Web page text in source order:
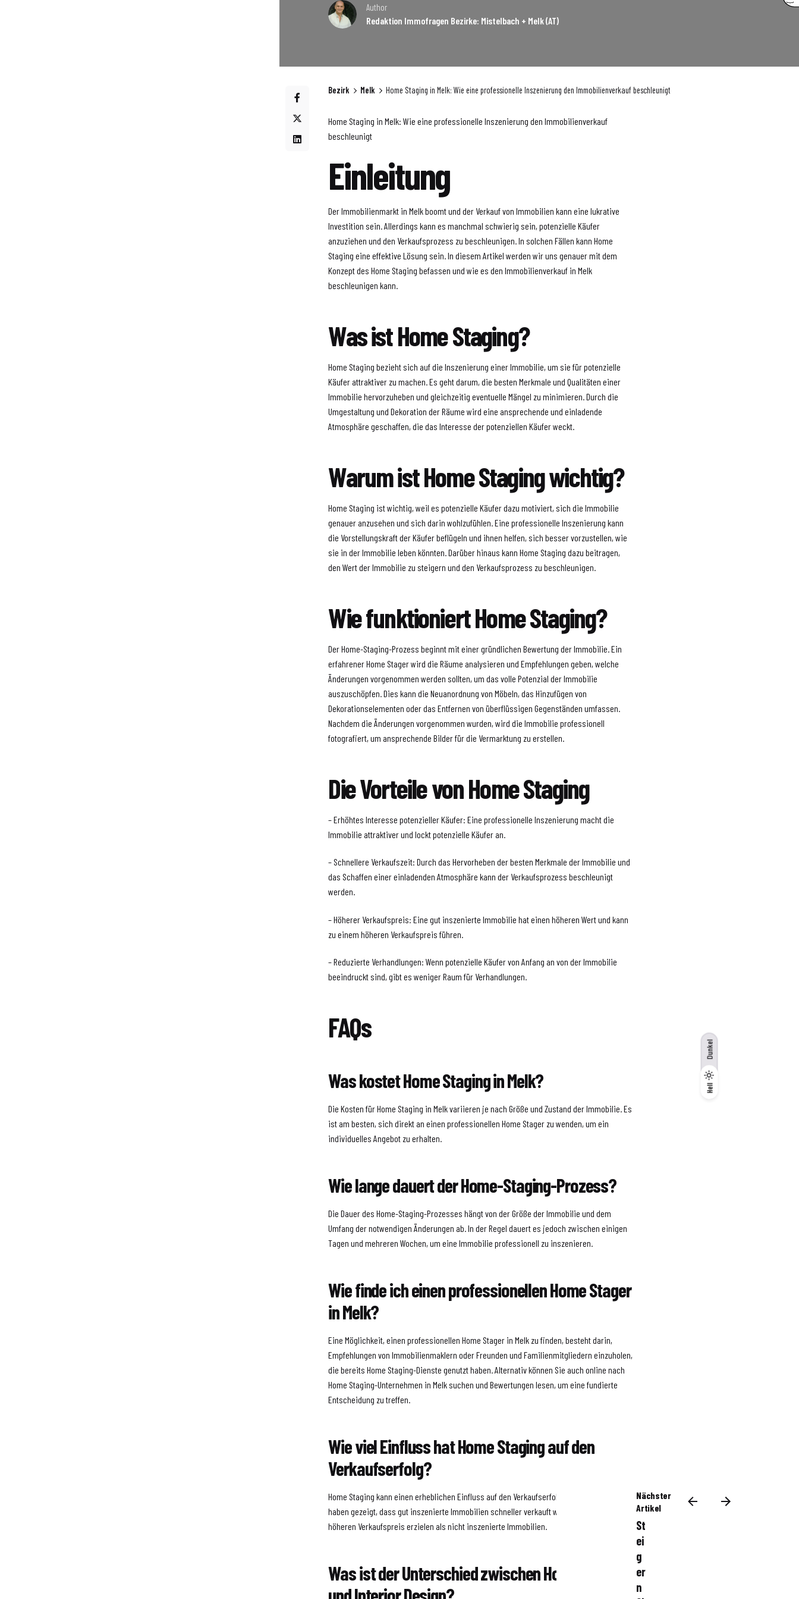
Hell
Dunkel
Hell
Dunkel
Author
Redaktion Immofragen Bezirke: Mistelbach + Melk (AT)
Bezirk Melk Home Staging in Melk: Wie eine professionelle Inszenierung den Immobilienverkauf beschleunigt
Home Staging in Melk: Wie eine professionelle Inszenierung den Immobilienverkauf
beschleunigt
Einleitung
Der Immobilienmarkt in Melk boomt und der Verkauf von Immobilien kann eine lukrative
Investition sein. Allerdings kann es manchmal schwierig sein, potenzielle Käufer
anzuziehen und den Verkaufsprozess zu beschleunigen. In solchen Fällen kann Home
Staging eine effektive Lösung sein. In diesem Artikel werden wir uns genauer mit dem
Konzept des Home Staging befassen und wie es den Immobilienverkauf in Melk
beschleunigen kann.
Was ist Home Staging?
Home Staging bezieht sich auf die Inszenierung einer Immobilie, um sie für potenzielle
Käufer attraktiver zu machen. Es geht darum, die besten Merkmale und Qualitäten einer
Immobilie hervorzuheben und gleichzeitig eventuelle Mängel zu minimieren. Durch die
Umgestaltung und Dekoration der Räume wird eine ansprechende und einladende
Atmosphäre geschaffen, die das Interesse der potenziellen Käufer weckt.
Warum ist Home Staging wichtig?
Home Staging ist wichtig, weil es potenzielle Käufer dazu motiviert, sich die Immobilie
genauer anzusehen und sich darin wohlzufühlen. Eine professionelle Inszenierung kann
die Vorstellungskraft der Käufer beflügeln und ihnen helfen, sich besser vorzustellen, wie
sie in der Immobilie leben könnten. Darüber hinaus kann Home Staging dazu beitragen,
den Wert der Immobilie zu steigern und den Verkaufsprozess zu beschleunigen.
Wie funktioniert Home Staging?
Der Home-Staging-Prozess beginnt mit einer gründlichen Bewertung der Immobilie. Ein
erfahrener Home Stager wird die Räume analysieren und Empfehlungen geben, welche
Änderungen vorgenommen werden sollten, um das volle Potenzial der Immobilie
auszuschöpfen. Dies kann die Neuanordnung von Möbeln, das Hinzufügen von
Dekorationselementen oder das Entfernen von überflüssigen Gegenständen umfassen.
Nachdem die Änderungen vorgenommen wurden, wird die Immobilie professionell
fotografiert, um ansprechende Bilder für die Vermarktung zu erstellen.
Die Vorteile von Home Staging
– Erhöhtes Interesse potenzieller Käufer: Eine professionelle Inszenierung macht die
Immobilie attraktiver und lockt potenzielle Käufer an.
– Schnellere Verkaufszeit: Durch das Hervorheben der besten Merkmale der Immobilie und
das Schaffen einer einladenden Atmosphäre kann der Verkaufsprozess beschleunigt
werden.
– Höherer Verkaufspreis: Eine gut inszenierte Immobilie hat einen höheren Wert und kann
zu einem höheren Verkaufspreis führen.
– Reduzierte Verhandlungen: Wenn potenzielle Käufer von Anfang an von der Immobilie
beeindruckt sind, gibt es weniger Raum für Verhandlungen.
FAQs
Was kostet Home Staging in Melk?
Die Kosten für Home Staging in Melk variieren je nach Größe und Zustand der Immobilie. Es
ist am besten, sich direkt an einen professionellen Home Stager zu wenden, um ein
individuelles Angebot zu erhalten.
Wie lange dauert der Home-Staging-Prozess?
Die Dauer des Home-Staging-Prozesses hängt von der Größe der Immobilie und dem
Umfang der notwendigen Änderungen ab. In der Regel dauert es jedoch zwischen einigen
Tagen und mehreren Wochen, um eine Immobilie professionell zu inszenieren.
Wie finde ich einen professionellen Home Stager
in Melk?
Eine Möglichkeit, einen professionellen Home Stager in Melk zu finden, besteht darin,
Empfehlungen von Immobilienmaklern oder Freunden und Familienmitgliedern einzuholen,
die bereits Home Staging-Dienste genutzt haben. Alternativ können Sie auch online nach
Home Staging-Unternehmen in Melk suchen und Bewertungen lesen, um eine fundierte
Entscheidung zu treffen.
Wie viel Einfluss hat Home Staging auf den
Verkaufserfolg?
Home Staging kann einen erheblichen Einfluss auf den Verkaufserfolg haben. Studien
haben gezeigt, dass gut inszenierte Immobilien schneller verkauft werden und einen
höheren Verkaufspreis erzielen als nicht inszenierte Immobilien.
Was ist der Unterschied zwischen Home Staging
Nächster
Artikel
St
ei
g
er
n